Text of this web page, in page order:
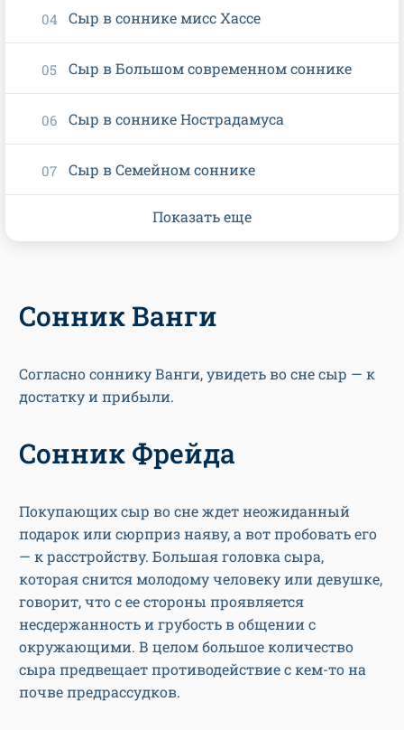
Сонник Ванги
Согласно соннику Ванги, увидеть во сне сыр — к
достатку и прибыли.
Сонник Фрейда
Покупающих сыр во сне ждет неожиданный
подарок или сюрприз наяву, а вот пробовать его
— к расстройству. Большая головка сыра,
которая снится молодому человеку или девушке,
говорит, что с ее стороны проявляется
несдержанность и грубость в общении с
окружающими. В целом большое количество
сыра предвещает противодействие с кем-то на
почве предрассудков.
Сыр в соннике мисс Хассе
Сыр в Большом современном соннике
Сыр в соннике Нострадамуса
Сыр в Семейном соннике
Показать еще